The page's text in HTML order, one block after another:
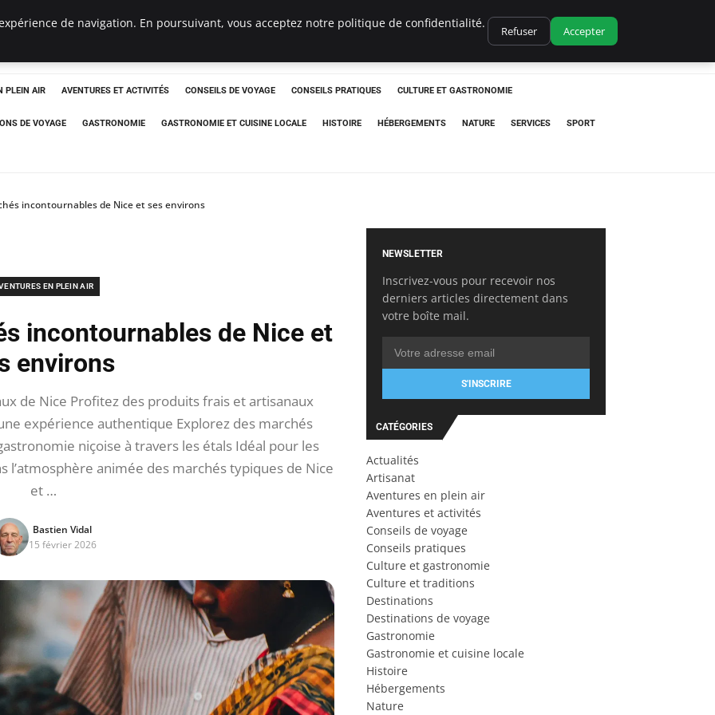
PLEIN AIR AVENTURES ET ACTIVITÉS CONSEILS DE VOYAGE CONSEILS PRATIQUES CULTURE ET GASTRONOMIE
DE VOYAGE GASTRONOMIE GASTRONOMIE ET CUISINE LOCALE HISTOIRE HÉBERGEMENTS NATURE SERVICES SPORT
incontournables de Nice et ses environs
EN PLEIN AIR
incontournables de Nice et
environs
de Nice Profitez des produits frais et artisanaux
expérience authentique Explorez des marchés
niçoise à travers les étals Idéal pour les
l’atmosphère animée des marchés typiques de Nice
et …
Bastien Vidal
15 février 2026
NEWSLETTER
Inscrivez-vous pour recevoir nos
derniers articles directement dans
votre boîte mail.
S'INSCRIRE
CATÉGORIES
Actualités
Artisanat
Aventures en plein air
Aventures et activités
Conseils de voyage
Conseils pratiques
Culture et gastronomie
Culture et traditions
Destinations
Destinations de voyage
Gastronomie
Gastronomie et cuisine locale
Histoire
Hébergements
Nature
de navigation. En poursuivant, vous acceptez notre politique de confidentialité.
Refuser Accepter